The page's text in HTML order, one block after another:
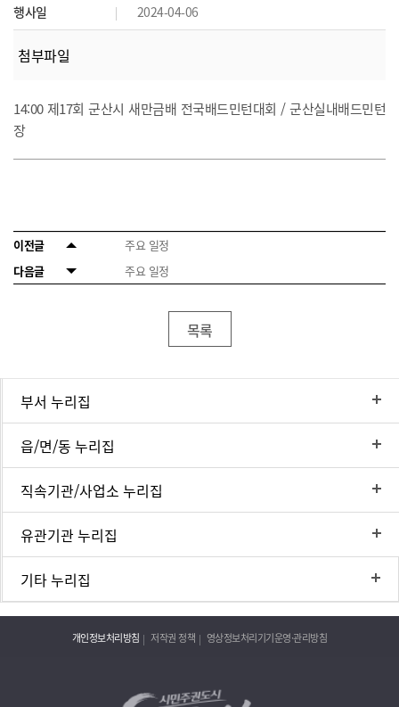
행사일 2024-04-06
첨부파일
14:00 제17회 군산시 새만금배 전국배드민턴대회 / 군산실내배드민턴
장
이전글
주요 일정
다음글
주요 일정
목록
부서 누리집
읍/면/동 누리집
직속기관/사업소 누리집
유관기관 누리집
기타 누리집
개인정보처리방침 저작권 정책 영상정보처리기기운영·관리방침